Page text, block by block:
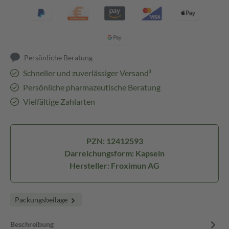
Persönliche Beratung
Schneller und zuverlässiger Versand³
Persönliche pharmazeutische Beratung
Vielfältige Zahlarten
PZN: 12412593
Darreichungsform: Kapseln
Hersteller: Froximun AG
Packungsbeilage
Beschreibung